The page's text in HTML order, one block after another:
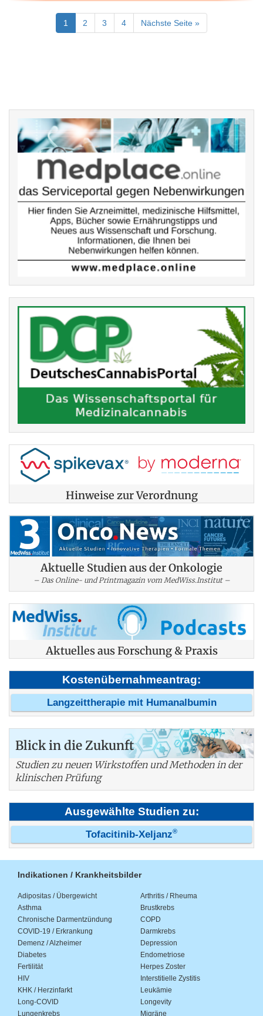
1 2 3 4 Nächste Seite »
Hinweise zur Verordnung
Aktuelle Studien aus der Onkologie
– Das Online- und Printmagazin vom MedWiss.Institut –
Aktuelles aus Forschung & Praxis
Kostenübernahmeantrag:
Langzeittherapie mit Humanalbumin
Blick in die Zukunft
Studien zu neuen Wirkstoffen und Methoden in der
klinischen Prüfung
Ausgewählte Studien zu:
Tofacitinib-Xeljanz®
Indikationen / Krankheitsbilder
Adipositas / Übergewicht
Arthritis / Rheuma
Asthma
Brustkrebs
Chronische Darmentzündung
COPD
COVID-19 / Erkrankung
Darmkrebs
Demenz / Alzheimer
Depression
Diabetes
Endometriose
Fertilität
Herpes Zoster
HIV
Interstitielle Zystitis
KHK / Herzinfarkt
Leukämie
Long-COVID
Longevity
Lungenkrebs
Migräne